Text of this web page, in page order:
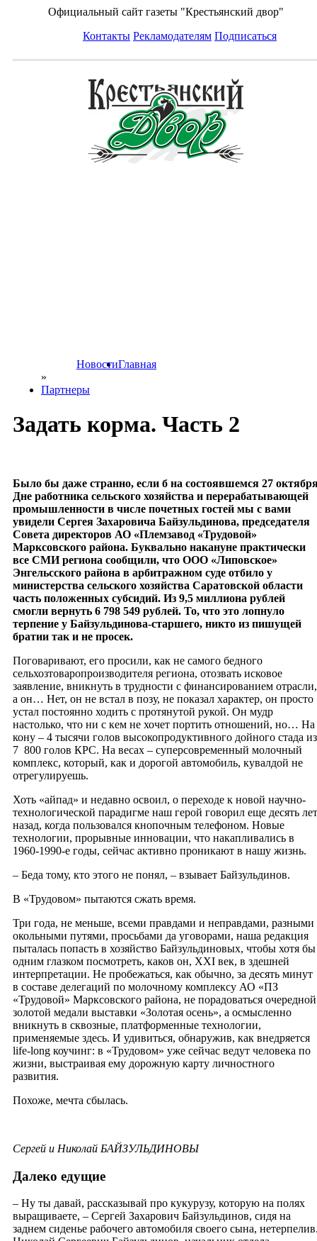
Официальный сайт газеты "Крестьянский двор"
Контакты Рекламодателям Подписаться
НовостиГлавная
»
Партнеры
Задать корма. Часть 2
Было бы даже странно, если б на состоявшемся 27
Дне работника сельского хозяйства и перерабатывающей
промышленности в числе почетных гостей мы с вами
увидели Сергея Захаровича Байзульдинова, председателя
Совета директоров АО «Племзавод «Трудовой»
Марксовского района. Буквально накануне практически
все СМИ региона сообщили, что ООО «Липовское»
Энгельсского района в арбитражном суде отбило у
министерства сельского хозяйства Саратовской области
часть положенных субсидий. Из 9,5 миллиона рублей
смогли вернуть 6 798 549 рублей. То, что это лопнуло
терпение у Байзульдинова-старшего, никто из пишущей
братии так и не просек.
Поговаривают, его просили, как не самого бедного
сельхозтоваропроизводителя региона, отозвать исковое
заявление, вникнуть в трудности с финансированием отрасли,
а он… Нет, он не встал в позу, не показал характер, он просто
устал постоянно ходить с протянутой рукой. Он мудр
настолько, что ни с кем не хочет портить отношений, но… На
кону – 4 тысячи голов высокопродуктивного дойного стада из
7 800 голов КРС. На весах – суперсовременный молочный
комплекс, который, как и дорогой автомобиль, кувалдой не
отрегулируешь.
Хоть «айпад» и недавно освоил, о переходе к новой научно-
технологической парадигме наш герой говорил еще десять лет
назад, когда пользовался кнопочным телефоном. Новые
технологии, прорывные инновации, что накапливались в
1960-1990-е годы, сейчас активно проникают в нашу жизнь.
– Беда тому, кто этого не понял, – взывает Байзульдинов.
В «Трудовом» пытаются сжать время.
Три года, не меньше, всеми правдами и неправдами, разными
окольными путями, просьбами да уговорами, наша редакция
пыталась попасть в хозяйство Байзульдиновых, чтобы хотя бы
одним глазком посмотреть, каков он, XXI век, в здешней
интерпретации. Не пробежаться, как обычно, за десять минут
в составе делегаций по молочному комплексу АО «ПЗ
«Трудовой» Марксовского района, не порадоваться очередной
золотой медали выставки «Золотая осень», а осмысленно
вникнуть в сквозные, платформенные технологии,
применяемые здесь. И удивиться, обнаружив, как внедряется
life-long коучинг: в «Трудовом» уже сейчас ведут человека по
жизни, выстраивая ему дорожную карту личностного
развития.
Похоже, мечта сбылась.
Сергей и Николай БАЙЗУЛЬДИНОВЫ
Далеко едущие
– Ну ты давай, рассказывай про кукурузу, которую на полях
выращиваете, – Сергей Захарович Байзульдинов, сидя на
заднем сиденье рабочего автомобиля своего сына,